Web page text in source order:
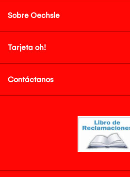
Sobre Oechsle
Tarjeta oh!
Contáctanos